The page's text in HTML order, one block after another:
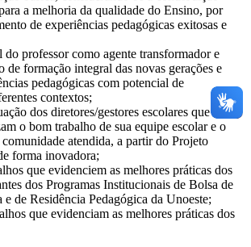
a melhoria da qualidade do Ensino, por
de experiências pedagógicas exitosas e
do professor como agente transformador e
de formação integral das novas gerações e
pedagógicas com potencial de
contextos;
dos diretores/gestores escolares que
o bom trabalho de sua equipe escolar e o
atendida, a partir do Projeto
forma inovadora;
que evidenciem as melhores práticas dos
dos Programas Institucionais de Bolsa de
de Residência Pedagógica da Unoeste;
que evidenciam as melhores práticas dos